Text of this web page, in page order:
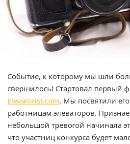
Событие, к которому мы шли
свершилось! Стартовал первый
Elevatorist.com. Мы посвятили
работницам элеваторов.
небольшой тревогой начинала
что участниц конкурса будет